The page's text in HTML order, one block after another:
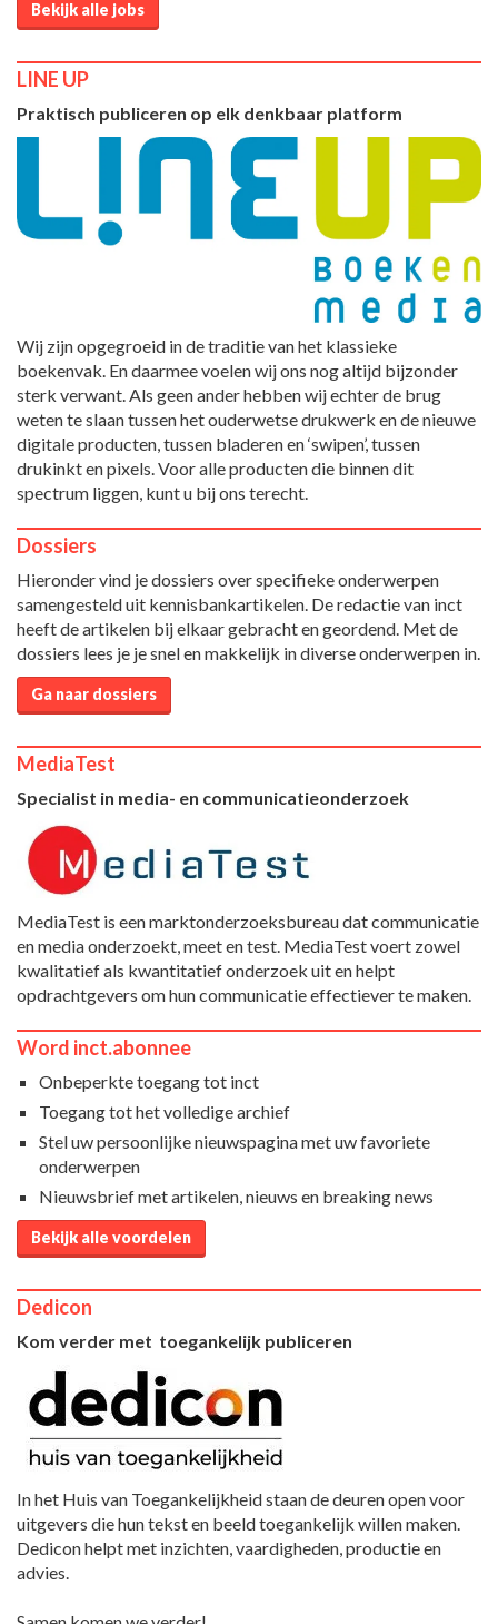
Bekijk alle jobs
LINE UP
Praktisch publiceren op elk denkbaar platform
Wij zijn opgegroeid in de traditie van het klassieke
boekenvak. En daarmee voelen wij ons nog altijd bijzonder
sterk verwant. Als geen ander hebben wij echter de brug
weten te slaan tussen het ouderwetse drukwerk en de nieuwe
digitale producten, tussen bladeren en ‘swipen’, tussen
drukinkt en pixels. Voor alle producten die binnen dit
spectrum liggen, kunt u bij ons terecht.
Dossiers
Hieronder vind je dossiers over specifieke onderwerpen
samengesteld uit kennisbankartikelen. De redactie van inct
heeft de artikelen bij elkaar gebracht en geordend. Met de
dossiers lees je je snel en makkelijk in diverse onderwerpen in.
Ga naar dossiers
MediaTest
Specialist in media- en communicatieonderzoek
MediaTest is een marktonderzoeksbureau dat communicatie
en media onderzoekt, meet en test. MediaTest voert zowel
kwalitatief als kwantitatief onderzoek uit en helpt
opdrachtgevers om hun communicatie effectiever te maken.
Word inct.abonnee
Onbeperkte toegang tot inct
Toegang tot het volledige archief
Stel uw persoonlijke nieuwspagina met uw favoriete
onderwerpen
Nieuwsbrief met artikelen, nieuws en breaking news
Bekijk alle voordelen
Dedicon
Kom verder met toegankelijk publiceren
In het Huis van Toegankelijkheid staan de deuren open voor
uitgevers die hun tekst en beeld toegankelijk willen maken.
Dedicon helpt met inzichten, vaardigheden, productie en
advies.